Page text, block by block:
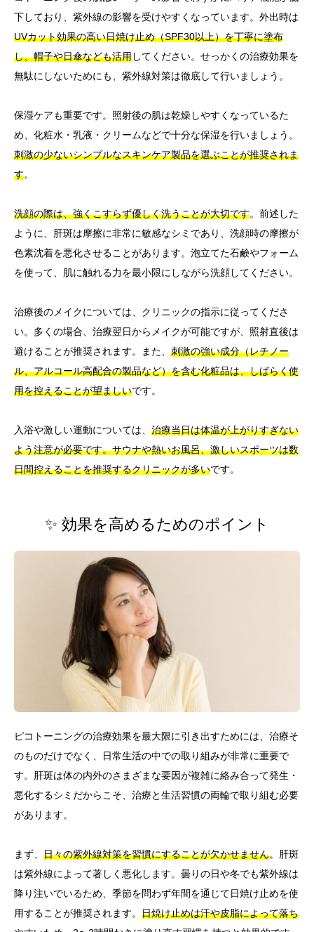
下しており、紫外線の影響を受けやすくなっています。外出時は
UVカット効果の高い日焼け止め（SPF30以上）を丁寧に塗布
し、帽子や日傘なども活用してください。せっかくの治療効果を
無駄にしないためにも、紫外線対策は徹底して行いましょう。
保湿ケアも重要です。照射後の肌は乾燥しやすくなっているた
め、化粧水・乳液・クリームなどで十分な保湿を行いましょう。
刺激の少ないシンプルなスキンケア製品を選ぶことが推奨されま
す。
洗顔の際は、強くこすらず優しく洗うことが大切です。前述した
ように、肝斑は摩擦に非常に敏感なシミであり、洗顔時の摩擦が
色素沈着を悪化させることがあります。泡立てた石鹸やフォーム
を使って、肌に触れる力を最小限にしながら洗顔してください。
治療後のメイクについては、クリニックの指示に従ってくださ
い。多くの場合、治療翌日からメイクが可能ですが、照射直後は
避けることが推奨されます。また、 刺激の強い成分（レチノー
ル、アルコール高配合の製品など）を含む化粧品は、しばらく使
用を控えることが望ましいです。
入浴や激しい運動については、 治療当日は体温が上がりすぎない
よう注意が必要です。サウナや熱いお風呂、激しいスポーツは数
日間控えることを推奨するクリニックが多いです。
✨ 効果を高めるためのポイント
ピコトーニングの治療効果を最大限に引き出すためには、治療そ
のものだけでなく、日常生活の中での取り組みが非常に重要で
す。肝斑は体の内外のさまざまな要因が複雑に絡み合って発生・
悪化するシミだからこそ、治療と生活習慣の両輪で取り組む必要
があります。
まず、 日々の紫外線対策を習慣にすることが欠かせません。肝斑
は紫外線によって著しく悪化します。曇りの日や冬でも紫外線は
降り注いでいるため、季節を問わず年間を通じて日焼け止めを使
用することが推奨されます。 日焼け止めは汗や皮脂によって落ち